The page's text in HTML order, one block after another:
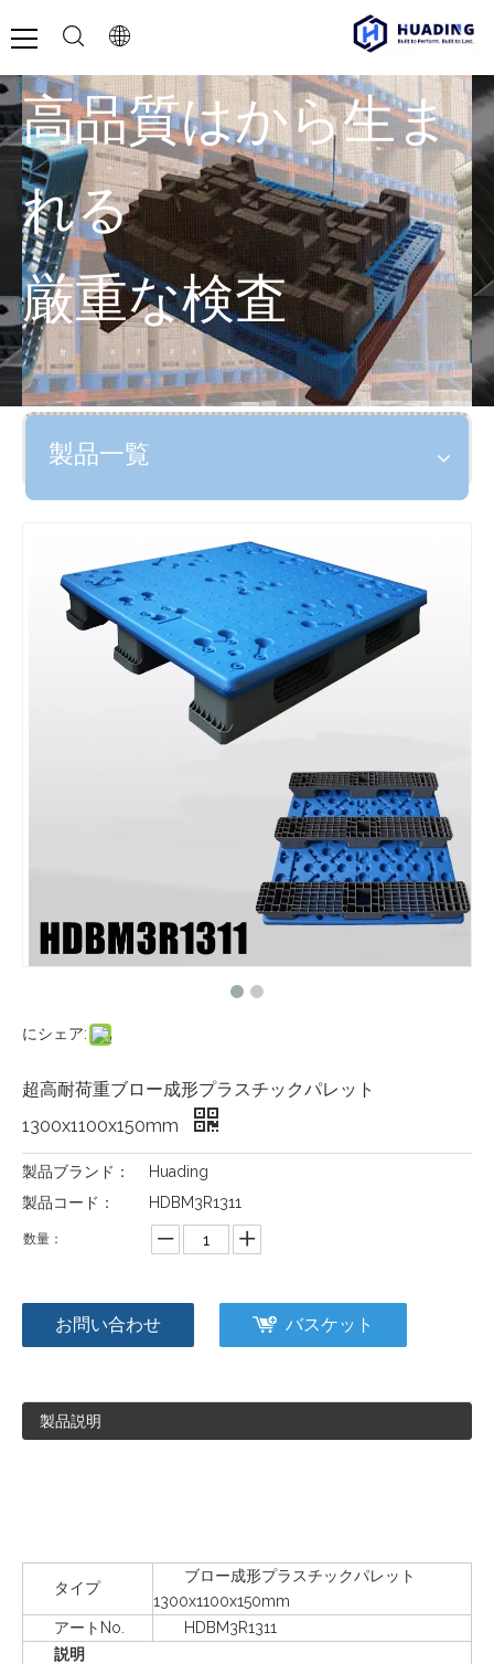
高品質はから生ま
れる
厳重な検査
製品一覧
にシェア:
超高耐荷重ブロー成形プラスチックパレット
1300x1100x150mm
製品ブランド：
Huading
製品コード：
HDBM3R1311
数量：
お問い合わせ バスケット
製品説明
タイプ
ブロー成形プラスチックパレット
1300x1100x150mm
アートNo.
HDBM3R1311
説明